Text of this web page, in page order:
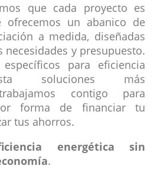
que cada proyecto es
ofrecemos un abanico de
a medida, diseñadas
necesidades y presupuesto.
para eficiencia
soluciones más
contigo para
forma de financiar tu
tus ahorros.
energética sin
.